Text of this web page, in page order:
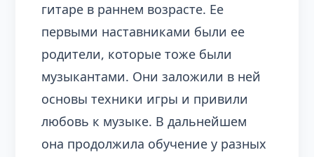
гитаре в раннем возрасте. Ее
первыми наставниками были ее
родители, которые тоже были
музыкантами. Они заложили в ней
основы техники игры и привили
любовь к музыке. В дальнейшем
она продолжила обучение у разных